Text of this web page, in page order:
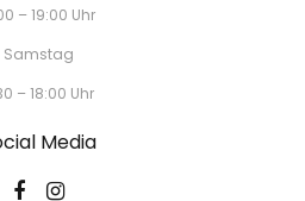
– 19:00 Uhr
Samstag
– 18:00 Uhr
Media